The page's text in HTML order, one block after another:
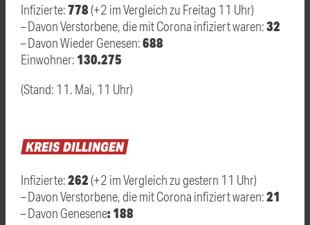
Infizierte:778(+2 im Vergleich zu Freitag 11 Uhr)
– Davon Verstorbene, die mit Corona infiziert waren:32
– Davon Wieder Genesen:688
Einwohner:130.275
(Stand: 11. Mai, 11 Uhr)
KREISDILLINGEN
Infizierte:262 (+2 im Vergleich zu gestern 11 Uhr)
– Davon Verstorbene, die mit Corona infiziert waren:21
– Davon Genesene: 188